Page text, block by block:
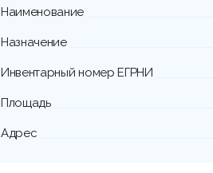
Наименование
Назначение
Инвентарный номер ЕГРНИ
Площадь
Адрес